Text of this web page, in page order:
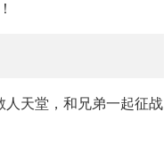
人天堂，和兄弟一起征战